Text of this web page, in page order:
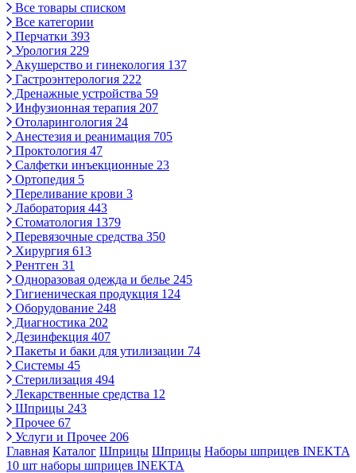
Все товары списком
Все категории
Перчатки 393
Урология 229
Акушерство и гинекология 137
Гастроэнтерология 222
Дренажные устройства 59
Инфузионная терапия 207
Отоларингология 24
Анестезия и реанимация 705
Проктология 47
Салфетки инъекционные 23
Ортопедия 5
Переливание крови 3
Лаборатория 443
Стоматология 1379
Перевязочные средства 350
Хирургия 613
Рентген 31
Одноразовая одежда и белье 245
Гигиеническая продукция 124
Оборудование 248
Диагностика 202
Дезинфекция 407
Пакеты и баки для утилизации 74
Системы 45
Стерилизация 494
Лекарственные средства 12
Шприцы 243
Прочее 67
Услуги и Прочее 206
Главная Каталог Шприцы Шприцы Наборы шприцев INEKTA
10 шт наборы шприцев INEKTA